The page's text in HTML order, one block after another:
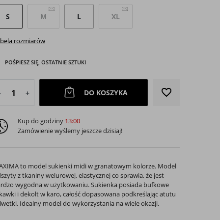
Następny
S M L XL
rozmiarów
POŚPIESZ SIĘ, OSTATNIE SZTUKI
+ DO KOSZYKA favorite_border
Kup do godziny 13:00
Zamówienie wyślemy jeszcze dzisiaj!
to model sukienki midi w granatowym kolorze. Model
z tkaniny welurowej, elastycznej co sprawia, że jest
wygodna w użytkowaniu. Sukienka posiada bufkowe
i dekolt w karo, całość dopasowana podkreślając atutu
Idealny model do wykorzystania na wiele okazji.